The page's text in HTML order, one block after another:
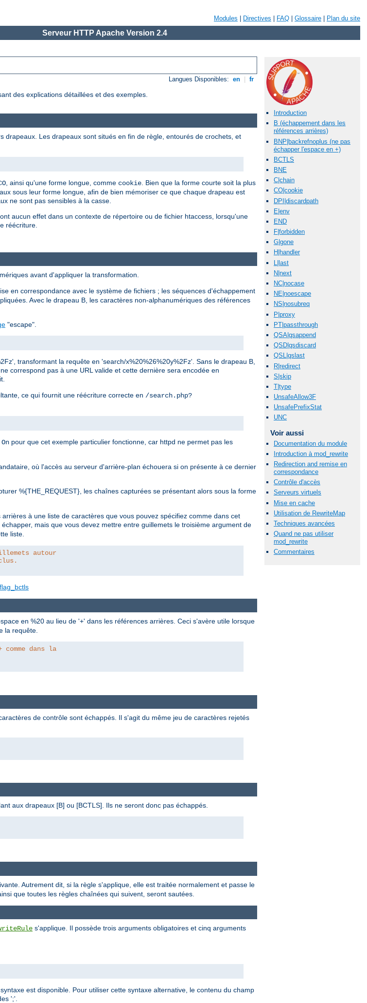
Modules Directives FAQ Glossaire Plan du site
Serveur HTTP Apache Version 2.4
Langues Disponibles: en fr
des explications détaillées et des exemples.
Introduction
B (échappement dans les
références arrières)
BNP|backrefnoplus (ne pas
échapper l'espace en +)
BCTLS
BNE
C|chain
CO|cookie
DPI|discardpath
E|env
END
F|forbidden
G|gone
H|handler
L|last
N|next
NC|nocase
NE|noescape
NS|nosubreq
P|proxy
PT|passthrough
QSA|qsappend
QSD|qsdiscard
QSL|qslast
R|redirect
S|skip
T|type
UnsafeAllow3F
UnsafePrefixStat
UNC
Voir aussi
Documentation du module
Introduction à mod_rewrite
Redirection and remise en
correspondance
Contrôle d'accès
Serveurs virtuels
Mise en cache
Utilisation de RewriteMap
Techniques avancées
Quand ne pas utiliser
mod_rewrite
Commentaires
drapeaux. Les drapeaux sont situés en fin de règle, entourés de crochets, et
, ainsi qu'une forme longue, comme cookie . Bien que la forme courte soit la plus
sous leur forme longue, afin de bien mémoriser ce que chaque drapeau est
ne sont pas sensibles à la casse.
aucun effet dans un contexte de répertoire ou de fichier htaccess, lorsqu'une
réécriture.
avant d'appliquer la transformation.
en correspondance avec le système de fichiers ; les séquences d'échappement
Avec le drapeau B, les caractères non-alphanumériques des références
"escape".
transformant la requête en 'search/x%20%26%20y%2Fz'. Sans le drapeau B,
correspond pas à une URL valide et cette dernière sera encodée en
ce qui fournit une réécriture correcte en /search.php?
On pour que cet exemple particulier fonctionne, car httpd ne permet pas les
où l'accès au serveur d'arrière-plan échouera si on présente à ce dernier
%{THE_REQUEST}, les chaînes capturées se présentant alors sous la forme
à une liste de caractères que vous pouvez spécifiez comme dans cet
mais que vous devez mettre entre guillemets le troisième argument de
liste.
autour
en %20 au lieu de '+' dans les références arrières. Ceci s'avère utile lorsque
la requête.
dans la
de contrôle sont échappés. Il s'agit du même jeu de caractères rejetés
aux drapeaux [B] ou [BCTLS]. Ils ne seront donc pas échappés.
Autrement dit, si la règle s'applique, elle est traitée normalement et passe le
que toutes les règles chaînées qui suivent, seront sautées.
s'applique. Il possède trois arguments obligatoires et cinq arguments
est disponible. Pour utiliser cette syntaxe alternative, le contenu du champ
';'.